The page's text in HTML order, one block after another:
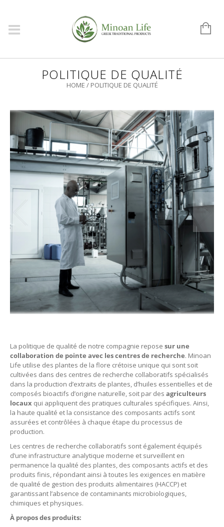
POLITIQUE DE QUALITÉ
HOME / POLITIQUE DE QUALITÉ
La politique de qualité de notre compagnie repose sur une
collaboration de pointe avec les centres de recherche. Minoan
Life utilise des plantes de la flore crétoise unique qui sont soit
cultivées dans des centres de recherche collaboratifs spécialisés
dans la production d’extraits de plantes, d’huiles essentielles et de
composés bioactifs d’origine naturelle, soit par des agriculteurs
locaux qui appliquent des pratiques culturales spécifiques. Ainsi,
la haute qualité et la consistance des composants actifs sont
assurées et contrôlées à chaque étape du processus de
production.
Les centres de recherche collaboratifs sont également équipés
d’une infrastructure analytique moderne et surveillent en
permanence la qualité des plantes, des composants actifs et des
produits finis, répondant ainsi à toutes les exigences en matière
de qualité de gestion des produits alimentaires (HACCP) et
garantissant l’absence de contaminants microbiologiques,
chimiques et physiques.
À propos des produits: